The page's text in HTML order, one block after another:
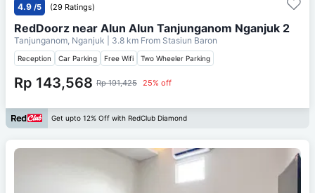
4.9 /5 (29 Ratings)
RedDoorz near Alun Alun Tanjunganom Nganjuk 2
Tanjunganom, Nganjuk | 3.8 km From Stasiun Baron
Reception Car Parking Free Wifi Two Wheeler Parking
Rp 143,568 Rp 191,425 25% off
Get upto 12% Off with RedClub Diamond